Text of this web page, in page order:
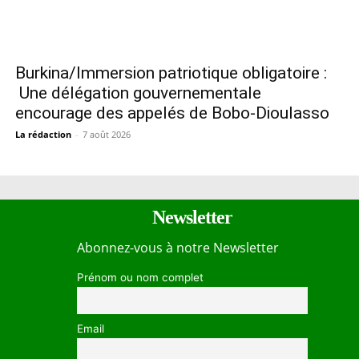
Burkina/Immersion patriotique obligatoire :
Une délégation gouvernementale
encourage des appelés de Bobo-Dioulasso
La rédaction - 7 août 2026
Newsletter
Abonnez-vous à notre Newsletter
Prénom ou nom complet
Email